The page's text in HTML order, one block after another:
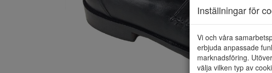
Inställningar för
Vi och våra
erbjuda anpassade
marknadsföring.
välja vilken typ av